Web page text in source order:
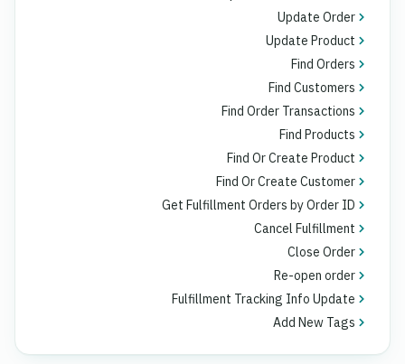
Update Order
Update Product
Find Orders
Find Customers
Find Order Transactions
Find Products
Find Or Create Product
Find Or Create Customer
Get Fulfillment Orders by Order ID
Cancel Fulfillment
Close Order
Re-open order
Fulfillment Tracking Info Update
Add New Tags